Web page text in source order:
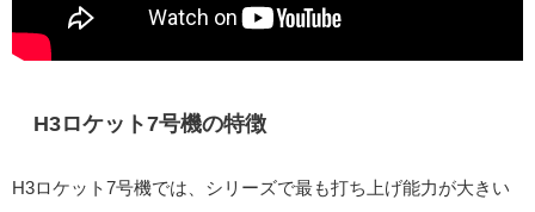
H3ロケット7号機の特徴
H3ロケット7号機では、シリーズで最も打ち上げ能力が大きい